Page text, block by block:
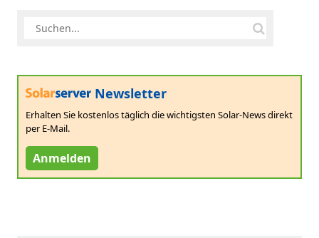
Newsletter
Erhalten Sie kostenlos täglich die wichtigsten Solar-News direkt
per E-Mail.
Anmelden